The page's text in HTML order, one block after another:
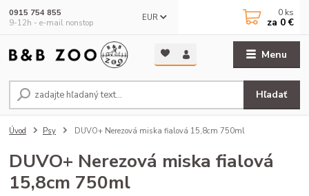
Menu
EUR
Hľadať
0915 754 855
9-12h - e-mail nonstop
0 ks
za 0 €
Úvod Psy DUVO+ Nerezová miska fialová 15,8cm 750ml
DUVO+ Nerezová miska fialová
15,8cm 750ml